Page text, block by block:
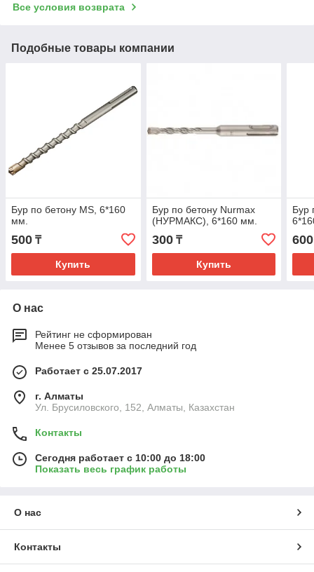
Все условия возврата
Подобные товары компании
Бур по бетону MS, 6*160
мм.
500 ₸
Купить
Бур по бетону Nurmax
(НУРМАКС), 6*160 мм.
300₸
Купить
Бур
600
О нас
Рейтинг не сформирован
Менее 5 отзывов за последний год
Работает с 25.07.2017
г. Алматы
Ул. Брусиловского, 152, Алматы, Казахстан
Контакты
Сегодня работает с 10:00 до 18:00
Показать весь график работы
О нас
Контакты